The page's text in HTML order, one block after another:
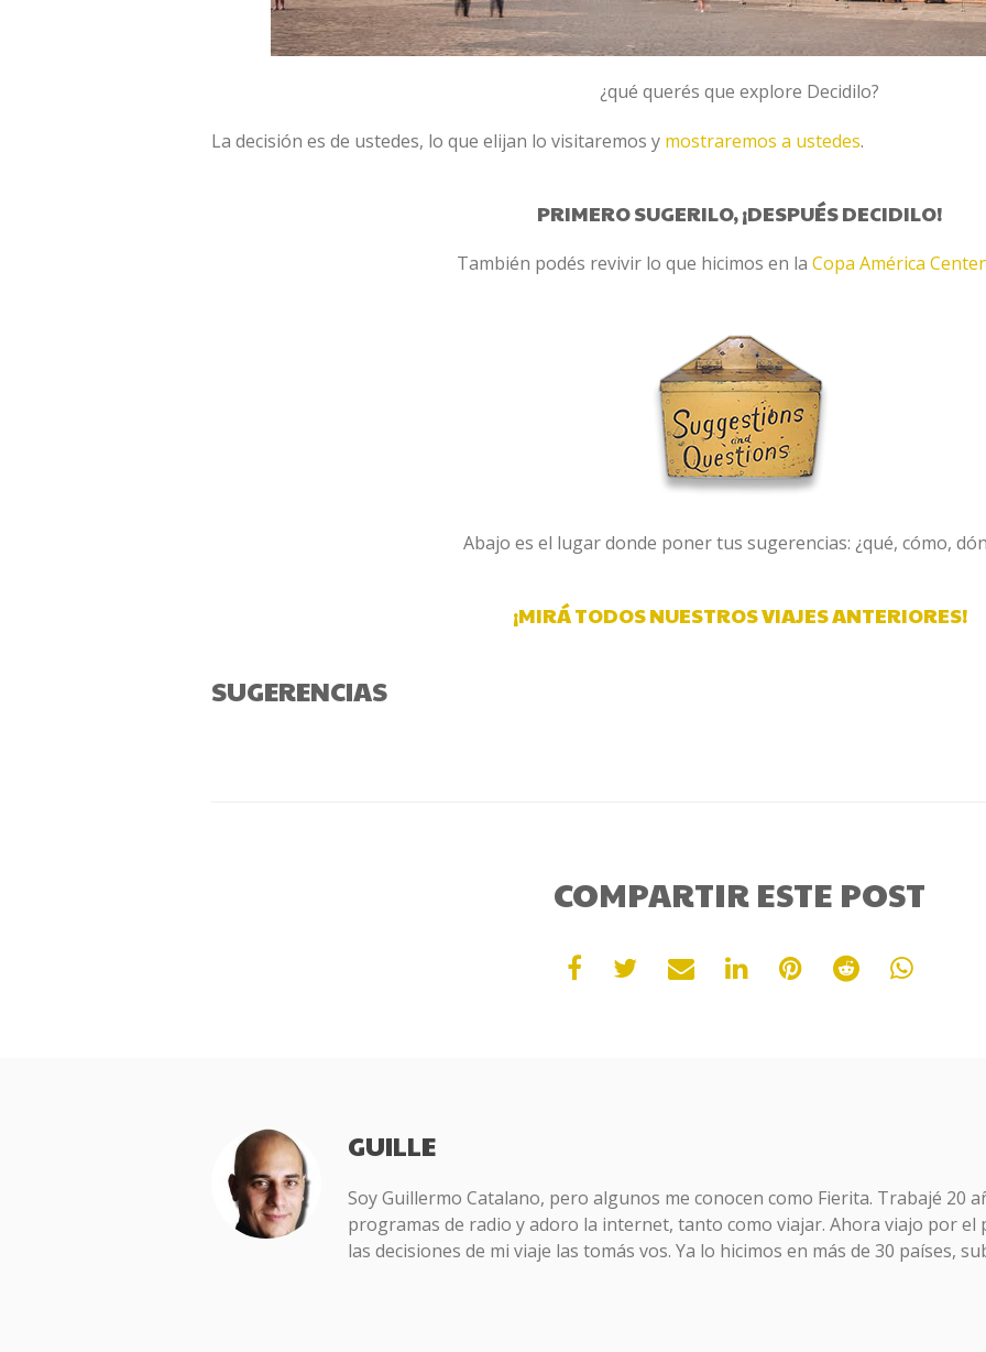
¿qué querés que explore Decidilo?
La decisión es de ustedes, lo que elijan lo visitaremos y mostraremos a ustedes.
PRIMERO SUGERILO, ¡DESPUÉS DECIDILO!
También podés revivir lo que hicimos en la Copa América
Abajo es el lugar donde poner tus sugerencias: ¿qué, cómo,
¡MIRÁ TODOS NUESTROS VIAJES ANTERIORES!
SUGERENCIAS
COMPARTIR ESTE POST
GUILLE
Soy Guillermo Catalano, pero algunos me conocen como Fierita. Trabajé 20
programas de radio y adoro la internet, tanto como viajar. Ahora viajo por
las decisiones de mi viaje las tomás vos. Ya lo hicimos en más de 30 países,